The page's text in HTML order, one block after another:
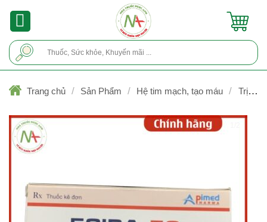
Trang chủ / Sản Phẩm / Hệ tim mạch, tạo máu /
Trị